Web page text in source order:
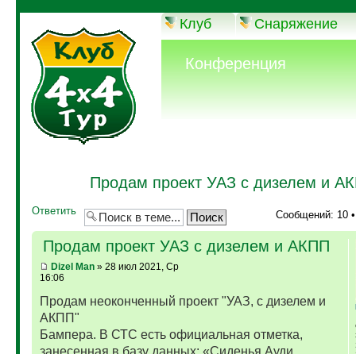
Клуб Снаряжение
Конференция
Продам проект УАЗ с дизелем и
Ответить Сообщений: 10
Продам проект УАЗ с дизелем и АКПП
Dizel Man» 28 июл 2021, Ср
16:06
Продам неоконченный проект "УАЗ, с дизелем и
АКПП"
Бампера. В СТС есть официальная отметка,